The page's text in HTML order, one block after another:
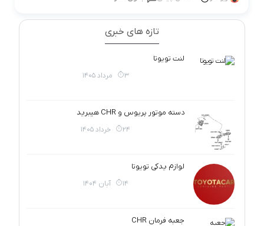
تازه های خبری
لنت تویوتا
3 مرداد 1405
دسته موتور پریوس و CHR هیبرید
24 خرداد 1405
لوازم یدکی تویوتا
14 آبان 1404
جعبه فرمان CHR